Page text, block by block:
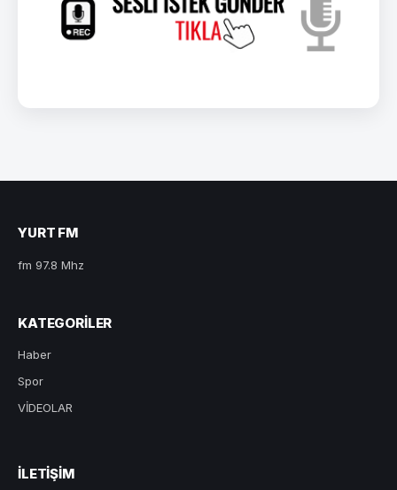
YURT FM
fm 97.8 Mhz
KATEGORILER
Haber
Spor
VİDEOLAR
ILETIŞIM